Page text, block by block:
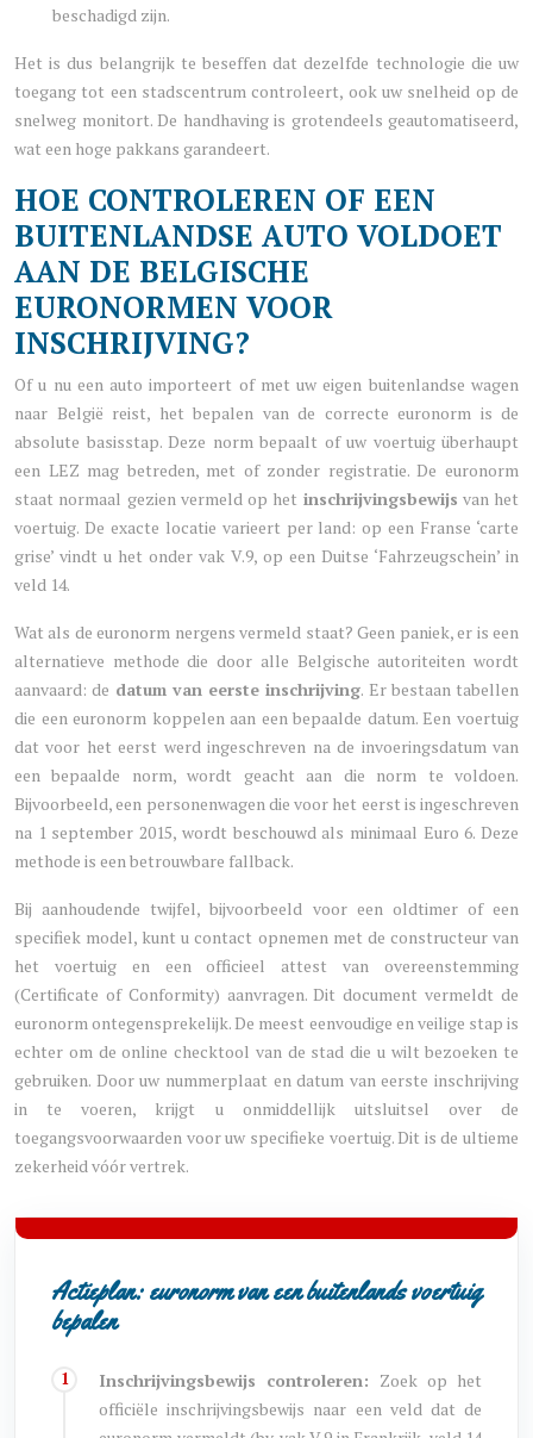
beschadigd zijn.
Het is dus belangrijk te beseffen dat dezelfde technologie die uw
toegang tot een stadscentrum controleert, ook uw snelheid op de
snelweg monitort. De handhaving is grotendeels geautomatiseerd,
wat een hoge pakkans garandeert.
HOE CONTROLEREN OF EEN
BUITENLANDSE AUTO VOLDOET
AAN DE BELGISCHE
EURONORMEN VOOR
INSCHRIJVING?
Of u nu een auto importeert of met uw eigen buitenlandse wagen
naar België reist, het bepalen van de correcte euronorm is de
absolute basisstap. Deze norm bepaalt of uw voertuig überhaupt
een LEZ mag betreden, met of zonder registratie. De euronorm
staat normaal gezien vermeld op het inschrijvingsbewijs van het
voertuig. De exacte locatie varieert per land: op een Franse ‘carte
grise’ vindt u het onder vak V.9, op een Duitse ‘Fahrzeugschein’ in
veld 14.
Wat als de euronorm nergens vermeld staat? Geen paniek, er is een
alternatieve methode die door alle Belgische autoriteiten wordt
aanvaard: de datum van eerste inschrijving. Er bestaan tabellen
die een euronorm koppelen aan een bepaalde datum. Een voertuig
dat voor het eerst werd ingeschreven na de invoeringsdatum van
een bepaalde norm, wordt geacht aan die norm te voldoen.
Bijvoorbeeld, een personenwagen die voor het eerst is ingeschreven
na 1 september 2015, wordt beschouwd als minimaal Euro 6. Deze
methode is een betrouwbare fallback.
Bij aanhoudende twijfel, bijvoorbeeld voor een oldtimer of een
specifiek model, kunt u contact opnemen met de constructeur van
het voertuig en een officieel attest van overeenstemming
(Certificate of Conformity) aanvragen. Dit document vermeldt de
euronorm ontegensprekelijk. De meest eenvoudige en veilige stap is
echter om de online checktool van de stad die u wilt bezoeken te
gebruiken. Door uw nummerplaat en datum van eerste inschrijving
in te voeren, krijgt u onmiddellijk uitsluitsel over de
toegangsvoorwaarden voor uw specifieke voertuig. Dit is de ultieme
zekerheid vóór vertrek.
Actieplan: euronorm van een buitenlands voertuig
bepalen
Inschrijvingsbewijs controleren: Zoek op het
officiële inschrijvingsbewijs naar een veld dat de